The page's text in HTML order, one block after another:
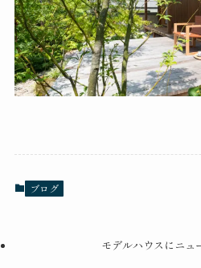
ブログ
モデルハウスにニュ